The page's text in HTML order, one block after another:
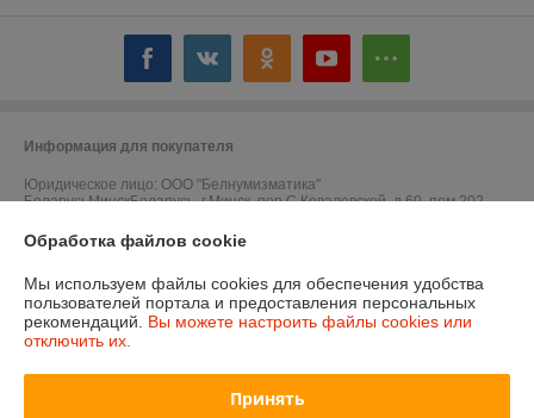
Информация для покупателя
Юридическое лицо: ООО "Белнумизматика"
БеларусьМинскБеларусь, г.Минск, пер.С.Ковалевской, д.60, пом.202
Регистрационный номер ЕГР: 193017016
УНП: 193017016
Регистрационный орган: Мингорисполком
Ссылка на свидетельство/лицензию
Обработка файлов cookie
Мы используем файлы cookies для обеспечения удобства
пользователей портала и предоставления персональных
рекомендаций. Вы можете настроить файлы cookies или
отключить их.
Принять